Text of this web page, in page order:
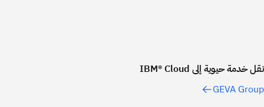
نقل خدمة حيوية إلى IBM® Cloud
GEVA Group